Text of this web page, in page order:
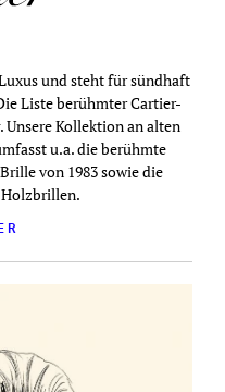
und steht für sündhaft
Liste berühmter Cartier-
Kollektion an alten
u.a. die berühmte
von 1983 sowie die